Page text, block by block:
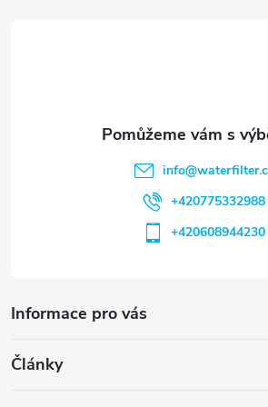
Informace pro vás
Články
info@
+420775332988
+420608944230